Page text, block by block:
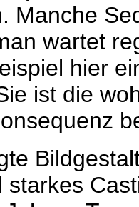
Manche
wartet
hier
ist die
starkes